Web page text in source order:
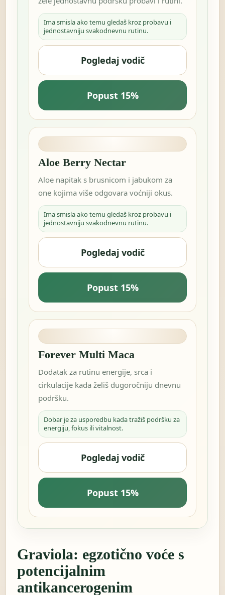
Ima smisla ako temu gledaš kroz probavu i
jednostavniju svakodnevnu rutinu.
Pogledaj vodič
Popust 15%
Aloe Berry Nectar
Aloe napitak s brusnicom i jabukom za
one kojima više odgovara voćniji okus.
Ima smisla ako temu gledaš kroz probavu i
jednostavniju svakodnevnu rutinu.
Pogledaj vodič
Popust 15%
Forever Multi Maca
Dodatak za rutinu energije, srca i
cirkulacije kada želiš dugoročniju dnevnu
podršku.
Dobar je za usporedbu kada tražiš podršku za
energiju, fokus ili vitalnost.
Pogledaj vodič
Popust 15%
Graviola: egzotično voće s
potencijalnim
antikancerogenim